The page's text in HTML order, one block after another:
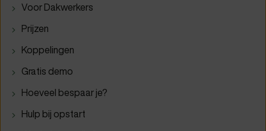
Voor Dakwerkers
Prijzen
Koppelingen
Gratis demo
Hoeveel bespaar je?
Hulp bij opstart